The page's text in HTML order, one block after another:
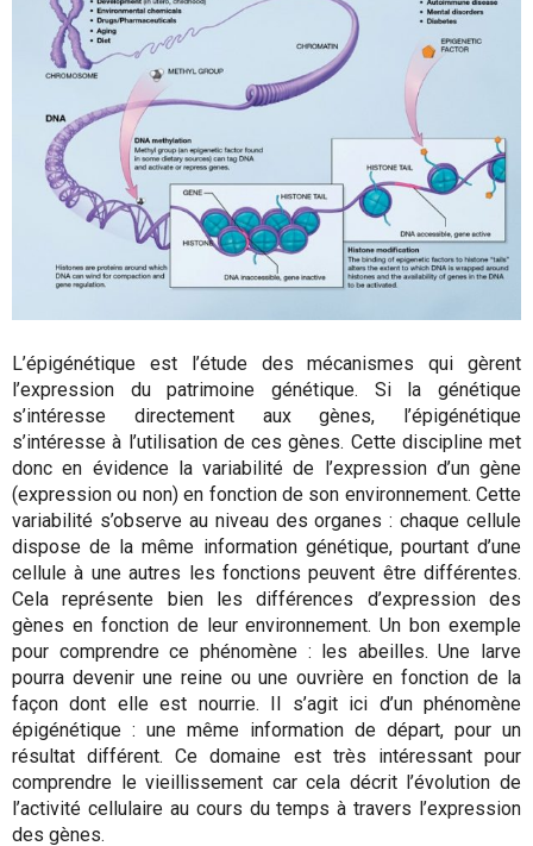
L’épigénétique est l’étude des mécanismes qui gèrent
l’expression du patrimoine génétique. Si la génétique
s’intéresse directement aux gènes, l’épigénétique
s’intéresse à l’utilisation de ces gènes. Cette discipline met
donc en évidence la variabilité de l’expression d’un gène
(expression ou non) en fonction de son environnement. Cette
variabilité s’observe au niveau des organes : chaque cellule
dispose de la même information génétique, pourtant d’une
cellule à une autres les fonctions peuvent être différentes.
Cela représente bien les différences d’expression des
gènes en fonction de leur environnement. Un bon exemple
pour comprendre ce phénomène : les abeilles. Une larve
pourra devenir une reine ou une ouvrière en fonction de la
façon dont elle est nourrie. Il s’agit ici d’un phénomène
épigénétique : une même information de départ, pour un
résultat différent. Ce domaine est très intéressant pour
comprendre le vieillissement car cela décrit l’évolution de
l’activité cellulaire au cours du temps à travers l’expression
des gènes.